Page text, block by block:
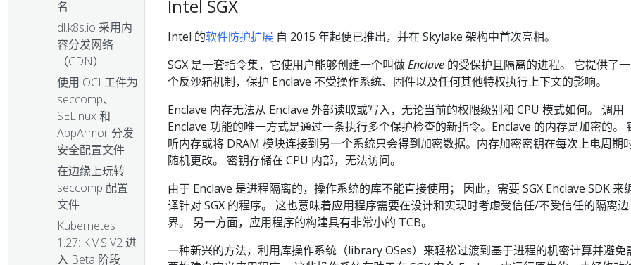
名
dl.k8s.io 采用内
容分发网络
（CDN）
使用 OCI 工件为
seccomp、
SELinux 和
AppArmor 分发
安全配置文件
在边缘上玩转
seccomp 配置
文件
Kubernetes
1.27: KMS V2 进
入 Beta 阶段
Intel SGX
Intel 的软件防护扩展 自 2015 年起便已推出，并在 Skylake 架构中首次亮相。
SGX 是一套指令集，它使用户能够创建一个叫做Enclave 的受保护且隔离的进程。 它提供了一
个反沙箱机制，保护 Enclave 不受操作系统、固件以及任何其他特权执行上下文的影响。
Enclave 内存无法从 Enclave 外部读取或写入，无论当前的权限级别和 CPU 模式如何。 调用
Enclave 功能的唯一方式是通过一条执行多个保护检查的新指令。Enclave 的内存是加密的。
听内存或将 DRAM 模块连接到另一个系统只会得到加密数据。内存加密密钥在每次上电周期
随机更改。 密钥存储在 CPU 内部，无法访问。
由于 Enclave 是进程隔离的，操作系统的库不能直接使用； 因此，需要 SGX Enclave SDK 来
译针对 SGX 的程序。 这也意味着应用程序需要在设计和实现时考虑受信任/不受信任的隔离边
界。 另一方面，应用程序的构建具有非常小的 TCB。
一种新兴的方法，利用库操作系统（library OSes）来轻松过渡到基于进程的机密计算并避免